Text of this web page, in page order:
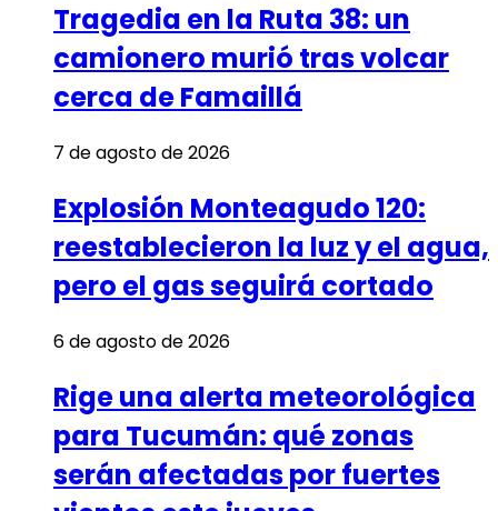
Tragedia en la Ruta 38: un
camionero murió tras volcar
cerca de Famaillá
7 de agosto de 2026
Explosión Monteagudo 120:
reestablecieron la luz y el agua,
pero el gas seguirá cortado
6 de agosto de 2026
Rige una alerta meteorológica
para Tucumán: qué zonas
serán afectadas por fuertes